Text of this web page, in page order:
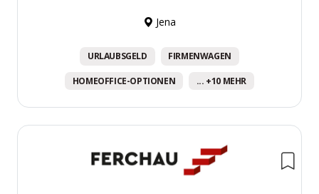
Jena
URLAUBSGELD FIRMENWAGEN
HOMEOFFICE-OPTIONEN ... +10 MEHR